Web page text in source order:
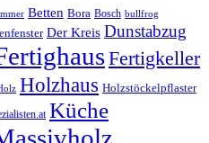
Betten Bora Bosch bullfrog
Der Kreis Dunstabzug
Fertigkeller
Holzhaus Holzstöckelpflaster
Küche